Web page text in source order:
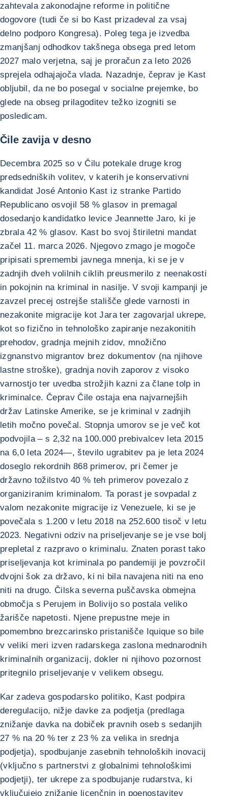
zahtevala zakonodajne reforme in politične
dogovore (tudi če si bo Kast prizadeval za vsaj
delno podporo Kongresa). Poleg tega je izvedba
zmanjšanj odhodkov takšnega obsega pred letom
2027 malo verjetna, saj je proračun za leto 2026
sprejela odhajajoča vlada. Nazadnje, čeprav je Kast
obljubil, da ne bo posegal v socialne prejemke, bo
glede na obseg prilagoditev težko izogniti se
posledicam.
Čile zavija v desno
Decembra 2025 so v Čilu potekale druge krog
predsedniških volitev, v katerih je konservativni
kandidat José Antonio Kast iz stranke Partido
Republicano osvojil 58 % glasov in premagal
dosedanjo kandidatko levice Jeannette Jaro, ki je
zbrala 42 % glasov. Kast bo svoj štiriletni mandat
začel 11. marca 2026. Njegovo zmago je mogoče
pripisati spremembi javnega mnenja, ki se je v
zadnjih dveh volilnih ciklih preusmerilo z neenakosti
in pokojnin na kriminal in nasilje. V svoji kampanji je
zavzel precej ostrejše stališče glede varnosti in
nezakonite migracije kot Jara ter zagovarjal ukrepe,
kot so fizično in tehnološko zapiranje nezakonitih
prehodov, gradnja mejnih zidov, množično
izgnanstvo migrantov brez dokumentov (na njihove
lastne stroške), gradnja novih zaporov z visoko
varnostjo ter uvedba strožjih kazni za člane tolp in
kriminalce. Čeprav Čile ostaja ena najvarnejših
držav Latinske Amerike, se je kriminal v zadnjih
letih močno povečal. Stopnja umorov se je več kot
podvojila – s 2,32 na 100.000 prebivalcev leta 2015
na 6,0 leta 2024—, število ugrabitev pa je leta 2024
doseglo rekordnih 868 primerov, pri čemer je
državno tožilstvo 40 % teh primerov povezalo z
organiziranim kriminalom. Ta porast je sovpadal z
valom nezakonite migracije iz Venezuele, ki se je
povečala s 1.200 v letu 2018 na 252.600 tisoč v letu
2023. Negativni odziv na priseljevanje se je vse bolj
prepletal z razpravo o kriminalu. Znaten porast tako
priseljevanja kot kriminala po pandemiji je povzročil
dvojni šok za državo, ki ni bila navajena niti na eno
niti na drugo. Čilska severna puščavska obmejna
območja s Perujem in Bolivijo so postala veliko
žarišče napetosti. Njene prepustne meje in
pomembno brezcarinsko pristanišče Iquique so bile
v veliki meri izven radarskega zaslona mednarodnih
kriminalnih organizacij, dokler ni njihovo pozornost
pritegnilo priseljevanje v velikem obsegu.
Kar zadeva gospodarsko politiko, Kast podpira
deregulacijo, nižje davke za podjetja (predlaga
znižanje davka na dobiček pravnih oseb s sedanjih
27 % na 20 % ter z 23 % za velika in srednja
podjetja), spodbujanje zasebnih tehnoloških inovacij
(vključno s partnerstvi z globalnimi tehnološkimi
podjetji), ter ukrepe za spodbujanje rudarstva, ki
vključujejo znižanje licenčnin in poenostavitev